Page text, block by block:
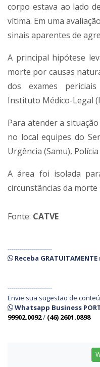
corpo estava ao lado
vítima. Em uma
sinais aparentes de
A principal hipótese
morte por causas
dos exames
Instituto Médico-Legal
Para atender a
no local equipes do
Urgência (Samu),
A área foi isolada
circunstâncias da
Fonte: CATVE
----------------------
Receba GRATUITAMENTE
----------------------
Envie sua sugestão de
Whatsapp Business
99902.0092/ (46) 2601.0898